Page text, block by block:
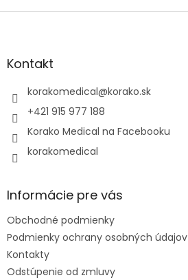
Z
äKontakt
korakomedical@korako.sk
+421 915 977 188
Korako Medical na Facebooku
korakomedical
Informácie pre vás
Obchodné podmienky
Podmienky ochrany osobných údajov
Kontakty
Odstúpenie od zmluvy